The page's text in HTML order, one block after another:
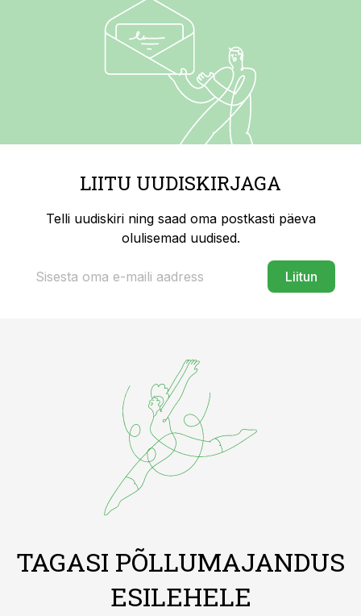
LIITU UUDISKIRJAGA
Telli uudiskiri ning saad oma postkasti päeva
olulisemad uudised.
Liitun
TAGASI PÕLLUMAJANDUS
ESILEHELE